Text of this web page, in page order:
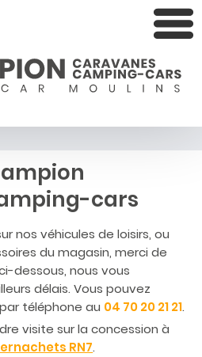
cars
nos véhicules de loisirs, ou
du magasin, merci de
dessous, nous vous
délais. Vous pouvez
téléphone au 04 70 20 21 21.
visite sur la concession à
RN7.